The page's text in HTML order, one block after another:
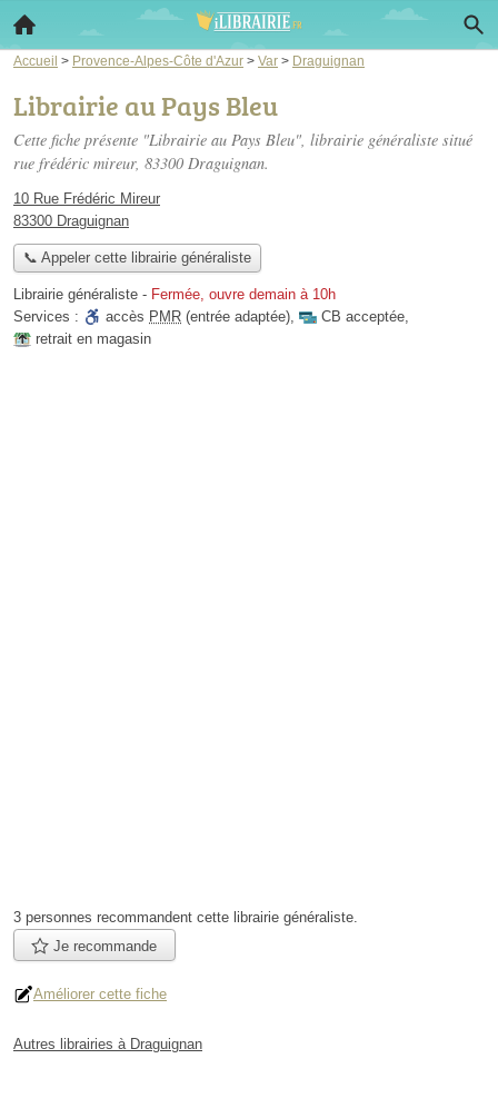
Accueil > Provence-Alpes-Côte d'Azur > Var > Draguignan
Librairie au Pays Bleu
Cette fiche présente "Librairie au Pays Bleu", librairie généraliste situé
rue frédéric mireur, 83300 Draguignan.
10 Rue Frédéric Mireur
83300 Draguignan
📞 Appeler cette librairie généraliste
Librairie généraliste - Fermée, ouvre demain à 10h
Services :
accès PMR (entrée adaptée), CB acceptée,
retrait en magasin
3 personnes recommandent cette librairie généraliste.
Je recommande
Améliorer cette fiche
Autres librairies à Draguignan